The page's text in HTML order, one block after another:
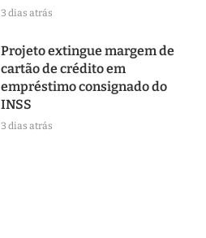
3 dias atrás
Projeto extingue margem de
cartão de crédito em
empréstimo consignado do
INSS
3 dias atrás